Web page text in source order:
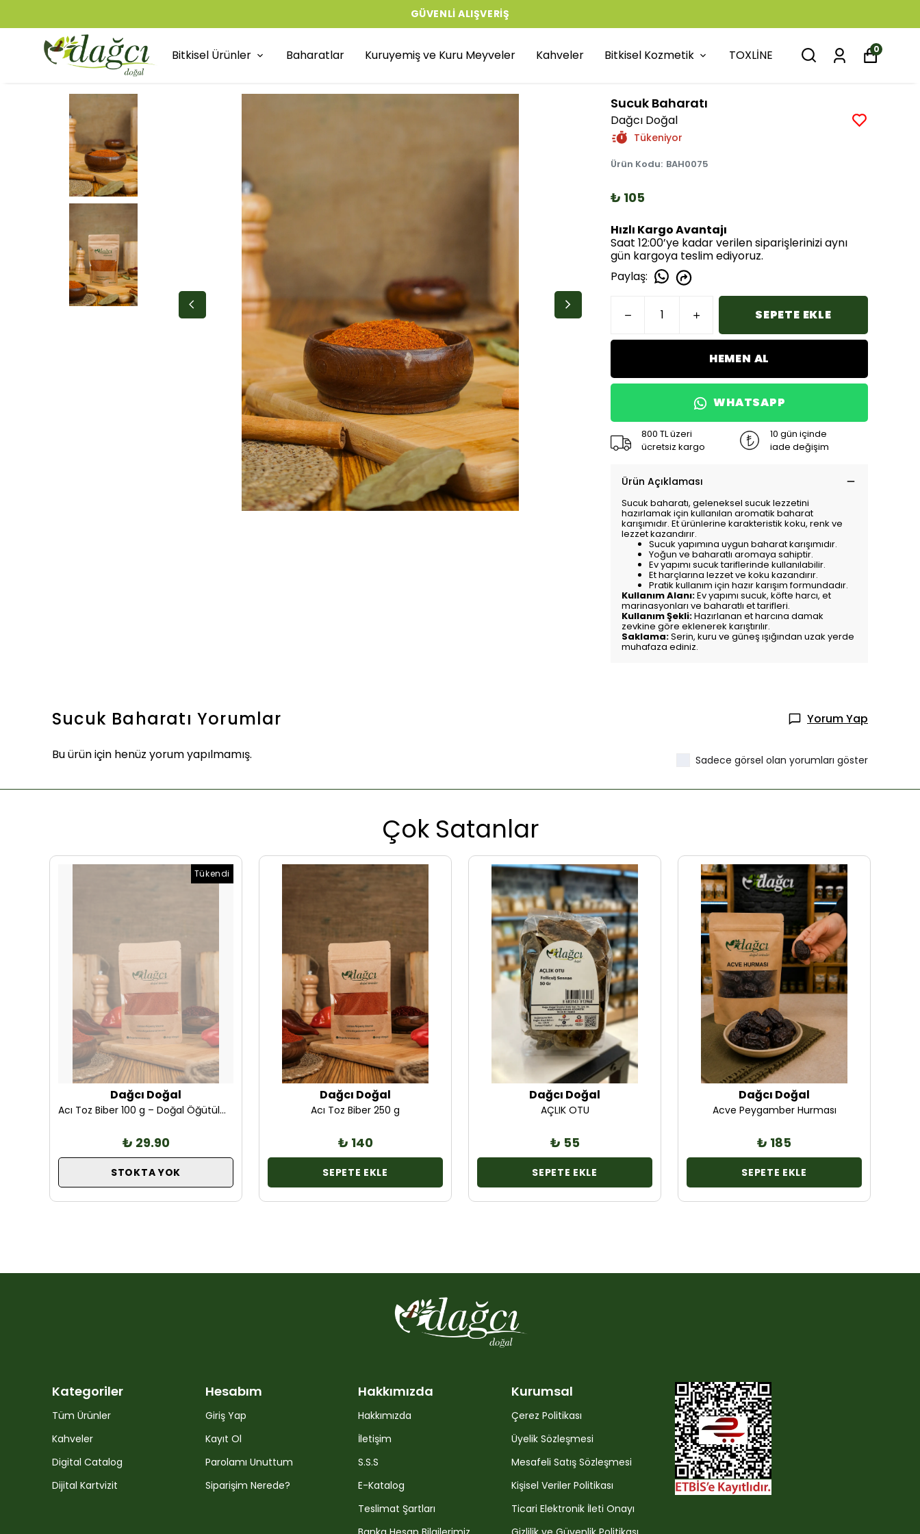
GÜVENLI ALIŞVERIŞ
Bitkisel Ürünler Baharatlar Kuruyemiş ve Kuru Meyveler Kahveler Bitkisel Kozmetik TOXLİNE 0
Sucuk Baharatı
Dağcı Doğal
Tükeniyor
Ürün Kodu: BAH0075
₺ 105
Hızlı Kargo Avantajı
Saat 12:00’ye kadar verilen siparişlerinizi aynı
gün kargoya teslim ediyoruz.
Paylaş:
SEPETE EKLE
HEMEN AL
WHATSAPP
800 TL üzeri
ücretsiz kargo
10 gün içinde
iade değişim
Ürün Açıklaması
Sucuk baharatı, geleneksel sucuk lezzetini
hazırlamak için kullanılan aromatik baharat
karışımıdır. Et ürünlerine karakteristik koku, renk ve
lezzet kazandırır.
Sucuk yapımına uygun baharat karışımıdır.
Yoğun ve baharatlı aromaya sahiptir.
Ev yapımı sucuk tariflerinde kullanılabilir.
Et harçlarına lezzet ve koku kazandırır.
Pratik kullanım için hazır karışım formundadır.
Kullanım Alanı:Ev yapımı sucuk, köfte harcı, et
marinasyonları ve baharatlı et tarifleri.
Kullanım Şekli:Hazırlanan et harcına damak
zevkine göre eklenerek karıştırılır.
Saklama:Serin, kuru ve güneş ışığından uzak yerde
muhafaza ediniz.
Sucuk Baharatı Yorumlar Yorum Yap
Bu ürün için henüz yorum yapılmamış. Sadece görsel olan yorumları göster
Çok Satanlar
Tükendi
Dağcı Doğal
Acı Toz Biber 100 g – Doğal Öğütülmüş, Yemeklere Keskin Acılık
₺ 29.90
STOKTA YOK
Dağcı Doğal
Acı Toz Biber 250 g
₺ 140
SEPETE EKLE
Dağcı Doğal
AÇLIK OTU
₺ 55
SEPETE EKLE
Dağcı Doğal
Acve Peygamber Hurması
₺ 185
SEPETE EKLE
Kategoriler
Tüm Ürünler
Kahveler
Digital Catalog
Dijital Kartvizit
Hesabım
Giriş Yap
Kayıt Ol
Parolamı Unuttum
Siparişim Nerede?
Hakkımızda
Hakkımızda
İletişim
S.S.S
E-Katalog
Teslimat Şartları
Kurumsal
Çerez Politikası
Üyelik Sözleşmesi
Mesafeli Satış Sözleşmesi
Kişisel Veriler Politikası
Ticari Elektronik İleti Onayı